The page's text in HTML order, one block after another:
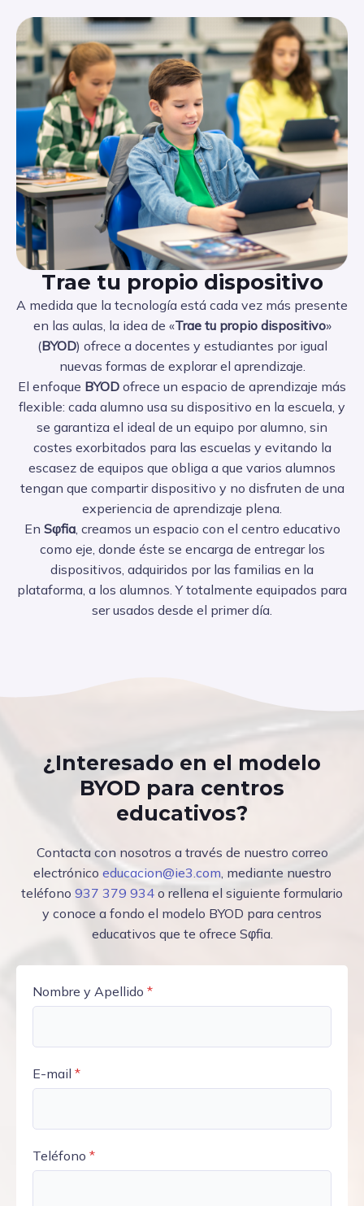
Trae tu propio dispositivo
A medida que la tecnología está cada vez más presente
en las aulas, la idea de «Trae tu propio dispositivo»
(BYOD) ofrece a docentes y estudiantes por igual
nuevas formas de explorar el aprendizaje.
El enfoque BYOD ofrece un espacio de aprendizaje más
flexible: cada alumno usa su dispositivo en la escuela, y
se garantiza el ideal de un equipo por alumno, sin
costes exorbitados para las escuelas y evitando la
escasez de equipos que obliga a que varios alumnos
tengan que compartir dispositivo y no disfruten de una
experiencia de aprendizaje plena.
En Sφfia, creamos un espacio con el centro educativo
como eje, donde éste se encarga de entregar los
dispositivos, adquiridos por las familias en la
plataforma, a los alumnos. Y totalmente equipados para
ser usados desde el primer día.
¿Interesado en el modelo
BYOD para centros
educativos?
Contacta con nosotros a través de nuestro correo
electrónico educacion@ie3.com, mediante nuestro
teléfono 937 379 934 o rellena el siguiente formulario
y conoce a fondo el modelo BYOD para centros
educativos que te ofrece Sφfia.
Nombre y Apellido *
E-mail *
Teléfono *